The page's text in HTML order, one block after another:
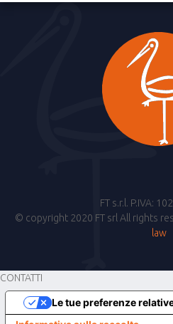
FT s.r.l. P.IVA:
© copyright 2020 FT srl All rights
law
CONTATTI
Le tue preferenze